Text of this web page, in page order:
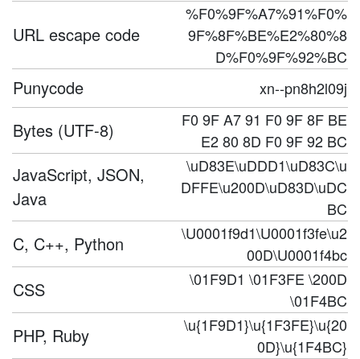
URL escape code
%F0%9F%A7%91%F0%
9F%8F%BE%E2%80%8
D%F0%9F%92%BC
Punycode xn--pn8h2l09j
Bytes (UTF-8)
F0 9F A7 91 F0 9F 8F BE
E2 80 8D F0 9F 92 BC
JavaScript, JSON,
Java
\uD83E\uDDD1\uD83C\u
DFFE\u200D\uD83D\uDC
BC
C, C++, Python
\U0001f9d1\U0001f3fe\u2
00D\U0001f4bc
CSS
\01F9D1 \01F3FE \200D
\01F4BC
PHP, Ruby
\u{1F9D1}\u{1F3FE}\u{20
0D}\u{1F4BC}